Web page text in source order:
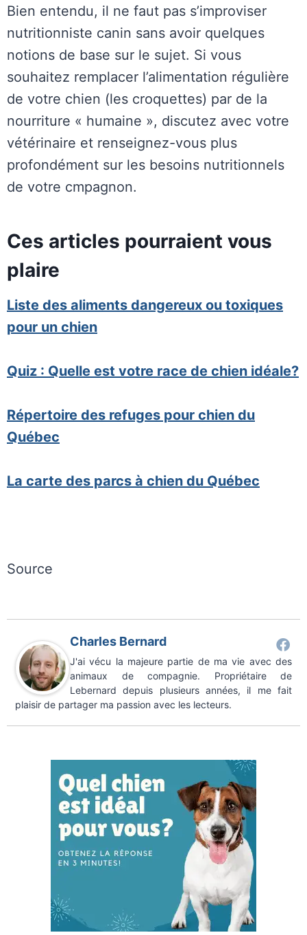
Bien entendu, il ne faut pas s’improviser
nutritionniste canin sans avoir quelques
notions de base sur le sujet. Si vous
souhaitez remplacer l’alimentation régulière
de votre chien (les croquettes) par de la
nourriture « humaine », discutez avec votre
vétérinaire et renseignez-vous plus
profondément sur les besoins nutritionnels
de votre cmpagnon.
Ces articles pourraient vous
plaire
Liste des aliments dangereux ou toxiques
pour un chien
Quiz : Quelle est votre race de chien idéale?
Répertoire des refuges pour chien du
Québec
La carte des parcs à chien du Québec
Source
Charles Bernard
J'ai vécu la majeure partie de ma vie avec des
animaux de compagnie. Propriétaire de
Lebernard depuis plusieurs années, il me fait
plaisir de partager ma passion avec les lecteurs.